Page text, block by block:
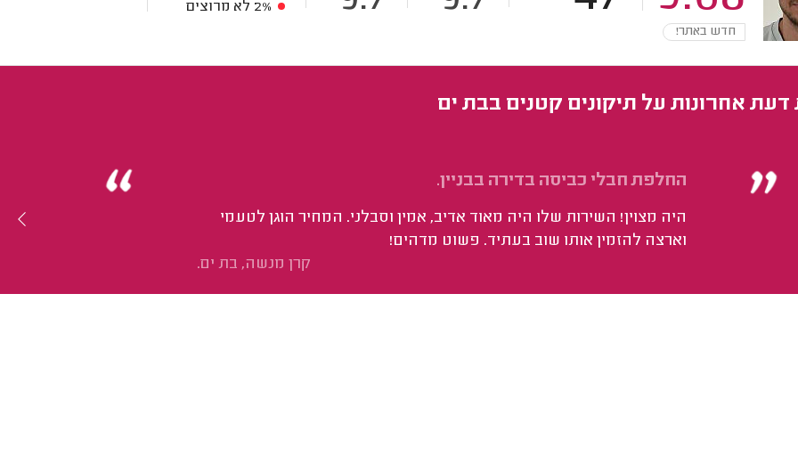
חדש באתר!
2% לא מרוצים
דעת אחרונות על תיקונים קטנים בבת ים
החלפת חבלי כביסה בדירה בבניין.
היה מצוין! השירות שלו היה מאוד אדיב, אמין וסבלני. המחיר הוגן לטעמי
וארצה להזמין אותו שוב בעתיד. פשוט מדהים!
קרן מנשה, בת ים.